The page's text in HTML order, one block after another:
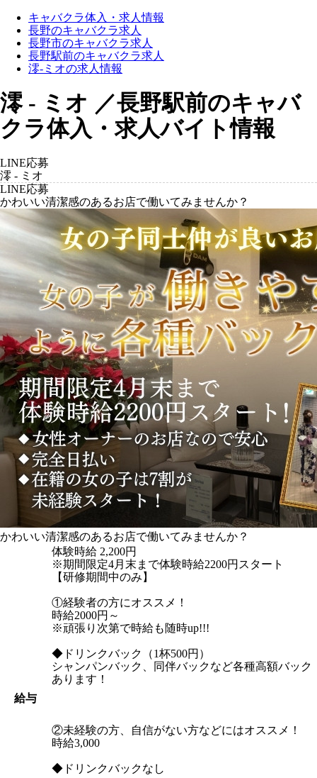
キャバクラ体入・求人情報
長野のキャバクラ求人
長野市のキャバクラ求人
長野駅前のキャバクラ求人
澪-ミオの求人情報
澪 - ミオ ／長野駅前のキャバ
クラ体入・求人バイト情報
LINE応募
澪 - ミオ
LINE応募
かわいい清潔感のあるお店で働いてみませんか？
かわいい清潔感のあるお店で働いてみませんか？
給与
体験時給 2,200円
※期間限定4月末まで体験時給2200円スタート
【研修期間中のみ】
①経験者の方にオススメ！
時給2000円～
※頑張り次第で時給も随時up!!!
◆ドリンクバック（1杯500円）
シャンパンバック、同伴バックなど各種高額バック
あります！
②未経験の方、自信がない方などにはオススメ！
時給3,000
◆ドリンクバックなし